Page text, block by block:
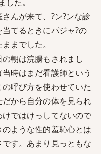
んが来て、?ン?ンな診
てるときにパジャ?の
までした。
朝は浣腸もされまし
時はまだ看護師という
呼び方を使わせていた
から自分の体を見られ
ではけっしてないので
ような性的羞恥心とは
す。あまり見っともな